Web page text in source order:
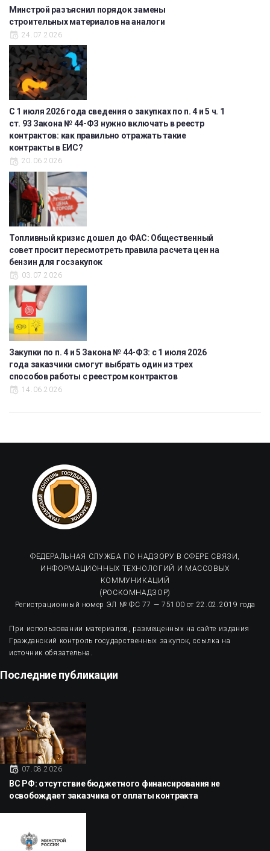
Минстрой разъяснил порядок замены
строительных материалов на аналоги
24.07.2026
С 1 июля 2026 года сведения о закупках по п. 4 и 5 ч. 1
ст. 93 Закона № 44-ФЗ нужно включать в реестр
контрактов: как правильно отражать такие
контракты в ЕИС?
20.06.2026
Топливный кризис дошел до ФАС: Общественный
совет просит пересмотреть правила расчета цен на
бензин для госзакупок
03.07.2026
Закупки по п. 4 и 5 Закона № 44-ФЗ: с 1 июля 2026
года заказчики смогут выбрать один из трех
способов работы с реестром контрактов
14.06.2026
ФЕДЕРАЛЬНАЯ СЛУЖБА ПО НАДЗОРУ В СФЕРЕ СВЯЗИ,
ИНФОРМАЦИОННЫХ ТЕХНОЛОГИЙ И МАССОВЫХ
КОММУНИКАЦИЙ
(РОСКОМНАДЗОР)
Регистрационный номер ЭЛ № ФС 77 — 75100 от 22.02.2019 года
При использовании материалов, размещенных на сайте издания
Гражданский контроль государственных закупок, ссылка на
источник обязательна.
Последние публикации
07.08.2026
ВС РФ: отсутствие бюджетного финансирования не
освобождает заказчика от оплаты контракта